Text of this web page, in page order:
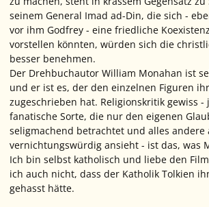
seinem General Imad ad-Din, die sich -
vor ihm Godfrey - eine friedliche
vorstellen könnten, würden sich die
besser benehmen.
Der Drehbuchautor William Monahan ist
und er ist es, der den einzelnen Figuren
zugeschrieben hat. Religionskritik gewiss -
fanatische Sorte, die nur den eigenen
seligmachend betrachtet und alles andere
vernichtungswürdig ansieht - ist das, was
Ich bin selbst katholisch und liebe den
ich auch nicht, dass der Katholik Tolkien
gehasst hätte.